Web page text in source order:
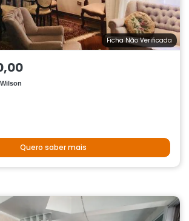
Ficha Não Verificada
Quero saber mais